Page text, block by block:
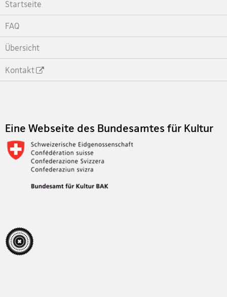
Startseite
FAQ
Übersicht
Kontakt
Eine Webseite des Bundesamtes für Kultur